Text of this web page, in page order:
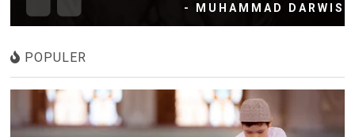
- MUHAMMAD DARWIS
POPULER